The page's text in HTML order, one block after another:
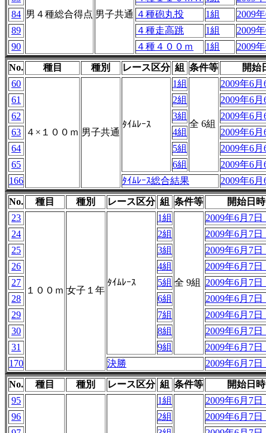
男４種総合得点 男子共通
84
４種砲丸投 1組 2009
89
４種走高跳 1組 2009
90
４種４００ｍ 1組 2009
No. 種目 種別 レース区分 組 条件等 開始
60
４×１００ｍ 男子共通
ﾀｲﾑﾚｰｽ
1組
全 6組
2009年6月
61
2組 2009年6月
62
3組 2009年6月
63
4組 2009年6月
64
5組 2009年6月
65
6組 2009年6月
166
ﾀｲﾑﾚｰｽ総合結果 2009年6月
No. 種目 種別 レース区分 組 条件等 開始日時
23
１００ｍ 女子１年
ﾀｲﾑﾚｰｽ
1組
全 9組
2009年6月7日
24
2組 2009年6月7日
25
3組 2009年6月7日
26
4組 2009年6月7日
27
5組 2009年6月7日
28
6組 2009年6月7日
29
7組 2009年6月7日
30
8組 2009年6月7日
31
9組 2009年6月7日
170
決勝 2009年6月7日
No. 種目 種別 レース区分 組 条件等 開始日時
95
1組 2009年6月7日
96
2組 2009年6月7日